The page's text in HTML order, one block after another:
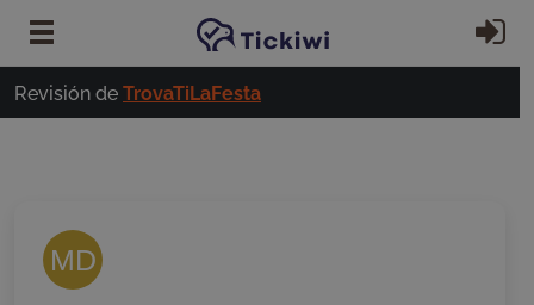
Revisión de TrovaTiLaFesta
MD